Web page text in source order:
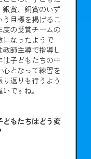
銀賞、銅賞のいず
目標を掲げるこ
度の受賞チームの
になったようで
師主導で指導し
子どもたちの中
となって練習を
返りも行うよう
ですね。
どもたちはどう変